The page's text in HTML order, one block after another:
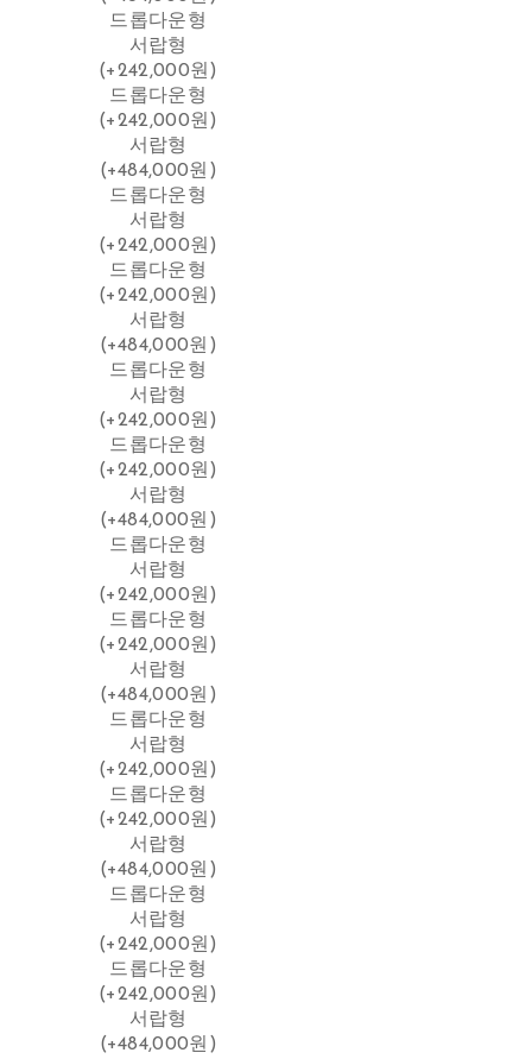
드롭다운형
서랍형
(+242,000원)
드롭다운형
(+242,000원)
서랍형
(+484,000원)
드롭다운형
서랍형
(+242,000원)
드롭다운형
(+242,000원)
서랍형
(+484,000원)
드롭다운형
서랍형
(+242,000원)
드롭다운형
(+242,000원)
서랍형
(+484,000원)
드롭다운형
서랍형
(+242,000원)
드롭다운형
(+242,000원)
서랍형
(+484,000원)
드롭다운형
서랍형
(+242,000원)
드롭다운형
(+242,000원)
서랍형
(+484,000원)
드롭다운형
서랍형
(+242,000원)
드롭다운형
(+242,000원)
서랍형
(+484,000원)